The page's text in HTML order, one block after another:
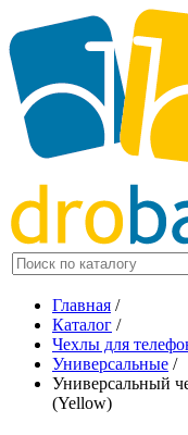
Главная /
Каталог /
Чехлы для
Универсальные /
Универсальный
(Yellow)